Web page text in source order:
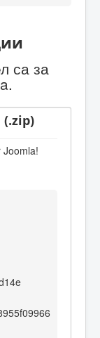
са за
(.zip)